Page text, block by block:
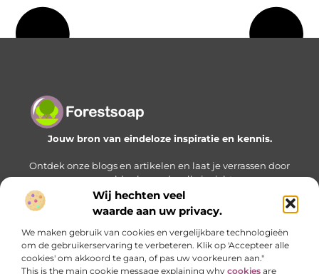
Wij hechten veel
waarde aan uw privacy.
We maken gebruik van cookies en vergelijkbare technologieën
om de gebruikerservaring te verbeteren. Klik op 'Accepteer alle
cookies' om akkoord te gaan, of pas uw voorkeuren aan."
This is the main cookie message explaining why cookies are
Jouw bron van eindeloze inspiratie en kennis.
Ontdek onze blogs en artikelen en laat je verrassen door
een wereld vol waardevolle inzichten.
Bericht categorie
Onze informatie